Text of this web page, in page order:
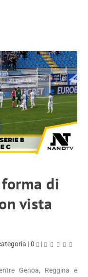
di
vista
|0 |
Genoa, Reggina e